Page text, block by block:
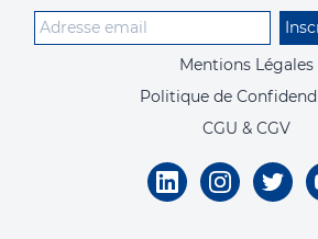
Mentions Légales
Politique de
CGU & CGV